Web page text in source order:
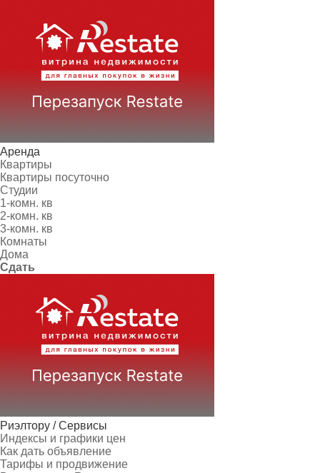
Аренда
Квартиры
Квартиры посуточно
Студии
1-комн. кв
2-комн. кв
3-комн. кв
Комнаты
Дома
Сдать
Риэлтору / Сервисы
Индексы и графики цен
Как дать объявление
Тарифы и продвижение